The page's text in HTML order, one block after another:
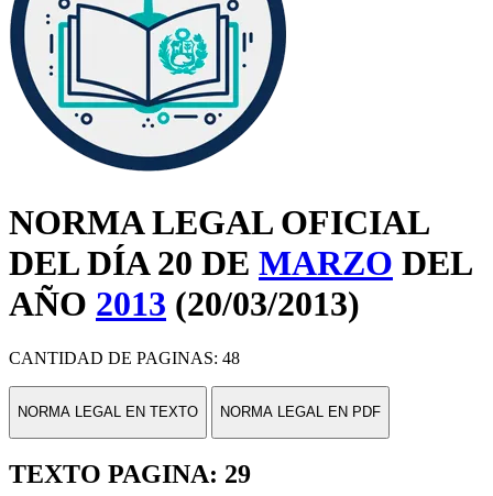
NORMA LEGAL OFICIAL
DEL DÍA 20 DE MARZO DEL
AÑO 2013 (20/03/2013)
CANTIDAD DE PAGINAS: 48
NORMA LEGAL EN TEXTO NORMA LEGAL EN PDF
TEXTO PAGINA: 29